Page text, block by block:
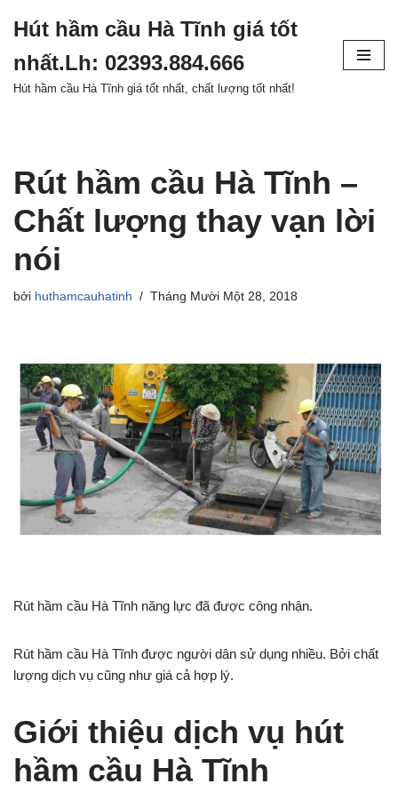
tới
nội
Hút hầm cầu Hà Tĩnh giá tốt
nhất.Lh: 02393.884.666
Hút hầm cầu Hà Tĩnh giá tốt nhất, chất lượng tốt nhất!
Rút hầm cầu Hà Tĩnh –
Chất lượng thay vạn lời
nói
bởi huthamcauhatinh Tháng Mười Một 28, 2018
Rút hầm cầu Hà Tĩnh năng lực đã được công nhận.
Rút hầm cầu Hà Tĩnh được người dân sử dụng nhiều. Bởi chất
lượng dịch vụ cũng như giá cả hợp lý.
Giới thiệu dịch vụ hút
hầm cầu Hà Tĩnh